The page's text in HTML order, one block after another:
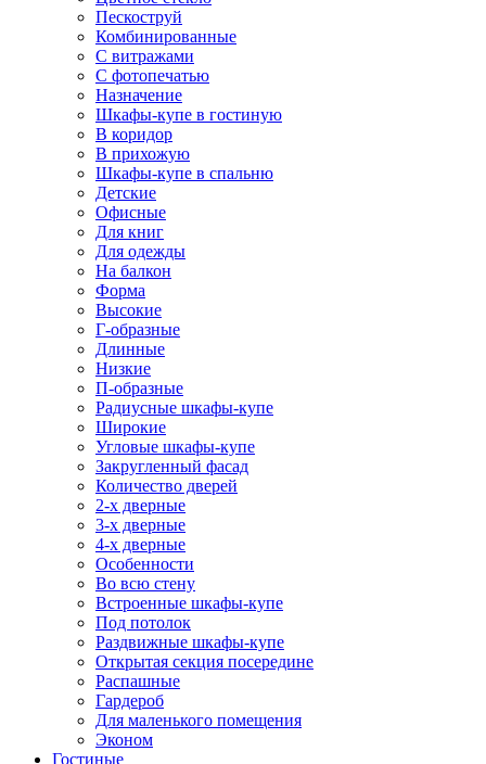
Пескоструй
Комбинированные
С витражами
С фотопечатью
Назначение
Шкафы-купе в гостиную
В коридор
В прихожую
Шкафы-купе в спальню
Детские
Офисные
Для книг
Для одежды
На балкон
Форма
Высокие
Г-образные
Длинные
Низкие
П-образные
Радиусные шкафы-купе
Широкие
Угловые шкафы-купе
Закругленный фасад
Количество дверей
2-х дверные
3-х дверные
4-х дверные
Особенности
Во всю стену
Встроенные шкафы-купе
Под потолок
Раздвижные шкафы-купе
Открытая секция посередине
Распашные
Гардероб
Для маленького помещения
Эконом
Гостиные